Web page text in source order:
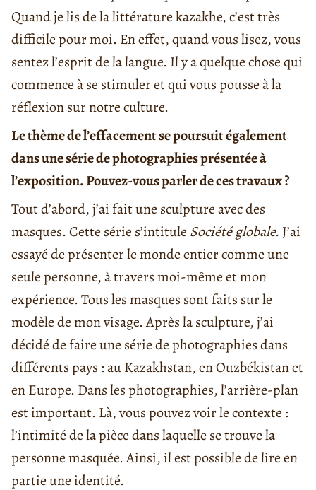
Quand je lis de la littérature kazakhe, c’est très
difficile pour moi. En effet, quand vous lisez, vous
sentez l’esprit de la langue. Il y a quelque chose qui
commence à se stimuler et qui vous pousse à la
réflexion sur notre culture.
Le thème de l’effacement se poursuit également
dans une série de photographies présentée à
l’exposition. Pouvez-vous parler de ces travaux ?
Tout d’abord, j’ai fait une sculpture avec des
masques. Cette série s’intitule Société globale. J’ai
essayé de présenter le monde entier comme une
seule personne, à travers moi-même et mon
expérience. Tous les masques sont faits sur le
modèle de mon visage. Après la sculpture, j’ai
décidé de faire une série de photographies dans
différents pays : au Kazakhstan, en Ouzbékistan et
en Europe. Dans les photographies, l’arrière-plan
est important. Là, vous pouvez voir le contexte :
l’intimité de la pièce dans laquelle se trouve la
personne masquée. Ainsi, il est possible de lire en
partie une identité.